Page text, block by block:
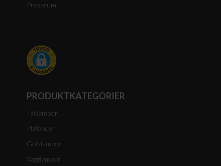
Pressrum
PRODUKTKATEGORIER
Taklampor
Plafonder
Golvlampor
Vägglampor